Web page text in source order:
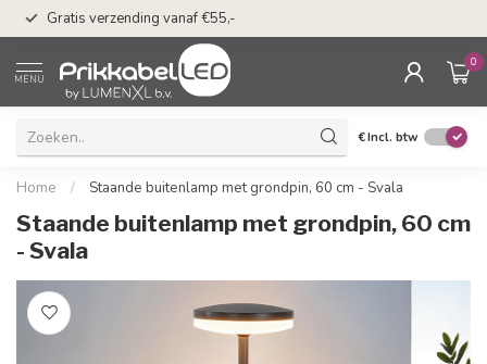
Gratis verzending vanaf €55,-
MENU
0
€Incl. btw
Home / Staande buitenlamp met grondpin, 60 cm - Svala
Staande buitenlamp met grondpin, 60 cm
- Svala